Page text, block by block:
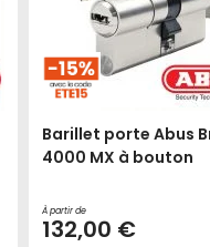
Barillet porte Abus
4000 MX à bouton
À partir de
132,00 €